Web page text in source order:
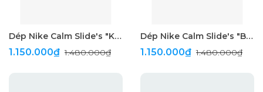
Dép Nike Calm Slide's "Khaki"
1.150.000₫1.480.000₫
Dép Nike Calm Slide's "Black"
1.150.000₫1.480.000₫